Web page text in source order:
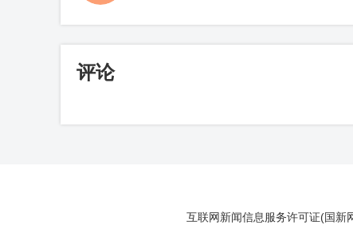
评论
互联网新闻信息服务许可证(国新